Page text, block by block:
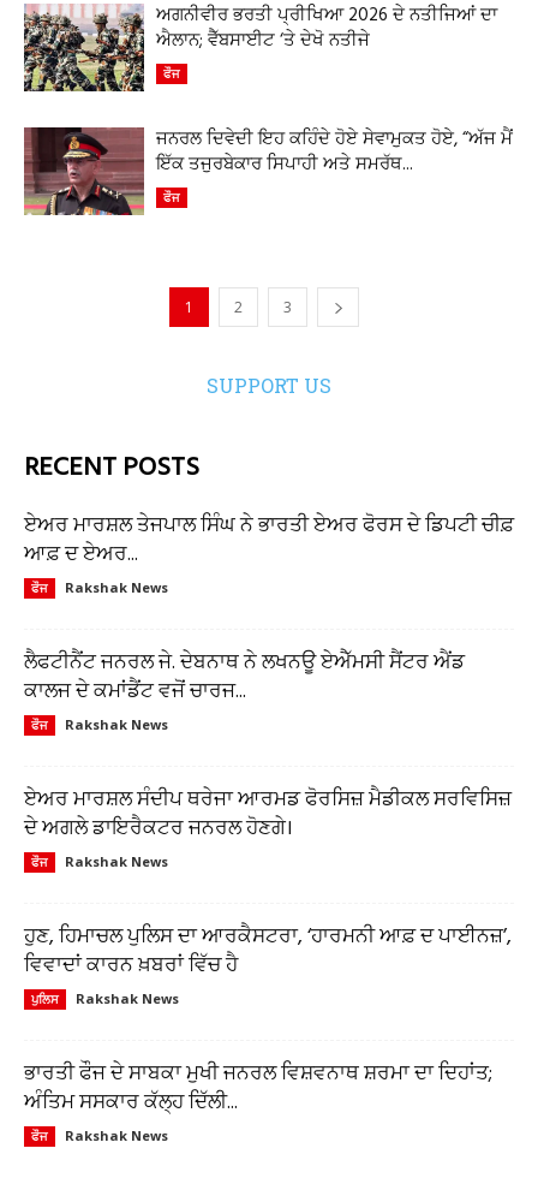
ਅਗਨੀਵੀਰ ਭਰਤੀ ਪ੍ਰੀਖਿਆ 2026 ਦੇ ਨਤੀਜਿਆਂ ਦਾ
ਐਲਾਨ; ਵੈੱਬਸਾਈਟ ‘ਤੇ ਦੇਖੋ ਨਤੀਜੇ
ਫੌਜ
ਜਨਰਲ ਦਿਵੇਦੀ ਇਹ ਕਹਿੰਦੇ ਹੋਏ ਸੇਵਾਮੁਕਤ ਹੋਏ, “ਅੱਜ ਮੈਂ
ਇੱਕ ਤਜੁਰਬੇਕਾਰ ਸਿਪਾਹੀ ਅਤੇ ਸਮਰੱਥ...
ਫੌਜ
1 2 3
SUPPORT US
RECENT POSTS
ਏਅਰ ਮਾਰਸ਼ਲ ਤੇਜਪਾਲ ਸਿੰਘ ਨੇ ਭਾਰਤੀ ਏਅਰ ਫੋਰਸ ਦੇ ਡਿਪਟੀ ਚੀਫ਼
ਆਫ਼ ਦ ਏਅਰ...
ਫੌਜ Rakshak News
ਲੈਫਟੀਨੈਂਟ ਜਨਰਲ ਜੇ. ਦੇਬਨਾਥ ਨੇ ਲਖਨਊ ਏਐੱਮਸੀ ਸੈਂਟਰ ਐਂਡ
ਕਾਲਜ ਦੇ ਕਮਾਂਡੈਂਟ ਵਜੋਂ ਚਾਰਜ...
ਫੌਜ Rakshak News
ਏਅਰ ਮਾਰਸ਼ਲ ਸੰਦੀਪ ਥਰੇਜਾ ਆਰਮਡ ਫੋਰਸਿਜ਼ ਮੈਡੀਕਲ ਸਰਵਿਸਿਜ਼
ਦੇ ਅਗਲੇ ਡਾਇਰੈਕਟਰ ਜਨਰਲ ਹੋਣਗੇ।
ਫੌਜ Rakshak News
ਹੁਣ, ਹਿਮਾਚਲ ਪੁਲਿਸ ਦਾ ਆਰਕੈਸਟਰਾ, ‘ਹਾਰਮਨੀ ਆਫ਼ ਦ ਪਾਈਨਜ਼’,
ਵਿਵਾਦਾਂ ਕਾਰਨ ਖ਼ਬਰਾਂ ਵਿੱਚ ਹੈ
ਪੁਲਿਸ Rakshak News
ਭਾਰਤੀ ਫੌਜ ਦੇ ਸਾਬਕਾ ਮੁਖੀ ਜਨਰਲ ਵਿਸ਼ਵਨਾਥ ਸ਼ਰਮਾ ਦਾ ਦਿਹਾਂਤ;
ਅੰਤਿਮ ਸਸਕਾਰ ਕੱਲ੍ਹ ਦਿੱਲੀ...
ਫੌਜ Rakshak News